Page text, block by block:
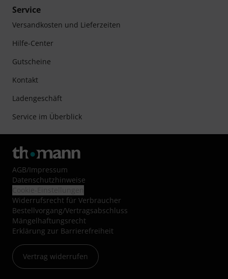
Service
Versandkosten und Lieferzeiten
Hilfe-Center
Gutscheine
Kontakt
Ladengeschäft
Service im Überblick
AGB/Impressum
Datenschutzhinweise
Widerrufsrecht für Verbraucher
Bestellvorgang/Vertragsabschluss
Mängelhaftungsrecht
Erklärung zur Barrierefreiheit
Vertrag widerrufen